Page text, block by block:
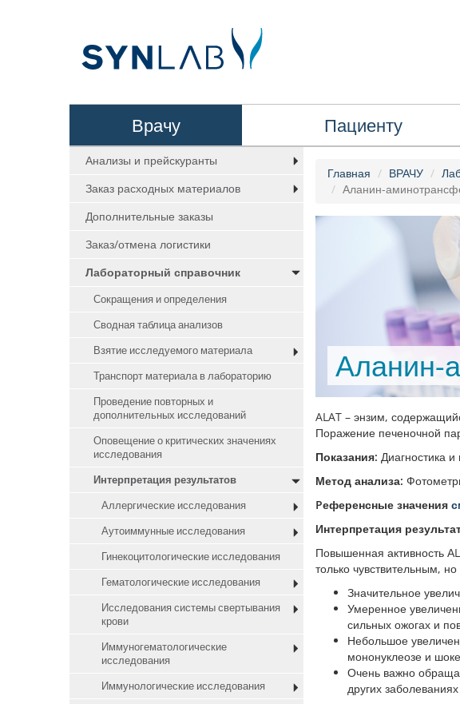
Врачу Пациенту
Анализы и прейскуранты
Заказ расходных материалов
Дополнительные заказы
Заказ/отмена логистики
Лабораторный справочник
Сокращения и определения
Сводная таблица анализов
Взятие исследуемого материала
Транспорт материала в лабораторию
Проведение повторных и
дополнительных исследований
Оповещение о критических значениях
исследования
Интерпретация результатов
Аллергические исследования
Аутоиммунные исследования
Гинекоцитологические исследования
Гематологические исследования
Исследования системы свертывания
крови
Иммуногематологические
исследования
Иммунологические исследования
Главная ВРАЧУ
Аланин-
Аланин-
ALAT – энзим,
Поражение печеночной
Показания: Диагностика
Метод анализа:
Pеференсные значения
Интерпретация
Повышенная активность
только чувствительным,
Значительное
Умеренное
сильных ожогах и
Небольшое
мононуклеозе и шоке
Очень важно
других